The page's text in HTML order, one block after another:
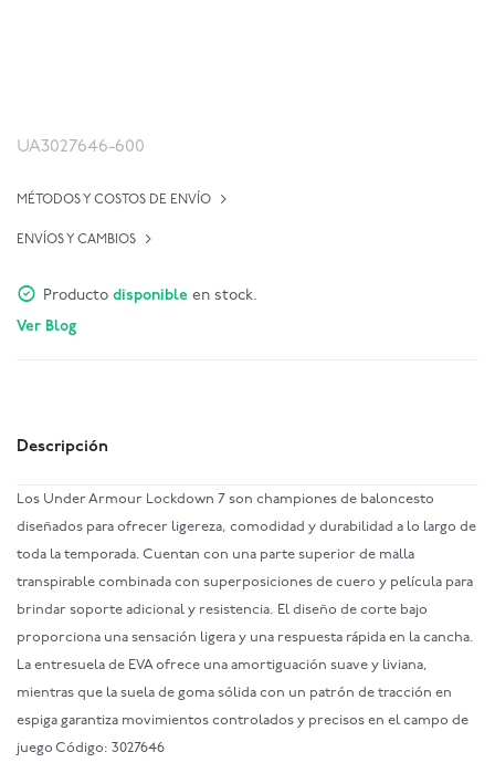
UA3027646-600
MÉTODOS Y COSTOS DE ENVÍO
ENVÍOS Y CAMBIOS
Producto disponible en stock.
Ver Blog
Descripción
Los Under Armour Lockdown 7 son championes de baloncesto
diseñados para ofrecer ligereza, comodidad y durabilidad a lo largo de
toda la temporada. Cuentan con una parte superior de malla
transpirable combinada con superposiciones de cuero y película para
brindar soporte adicional y resistencia. El diseño de corte bajo
proporciona una sensación ligera y una respuesta rápida en la cancha.
La entresuela de EVA ofrece una amortiguación suave y liviana,
mientras que la suela de goma sólida con un patrón de tracción en
espiga garantiza movimientos controlados y precisos en el campo de
juego Código: 3027646